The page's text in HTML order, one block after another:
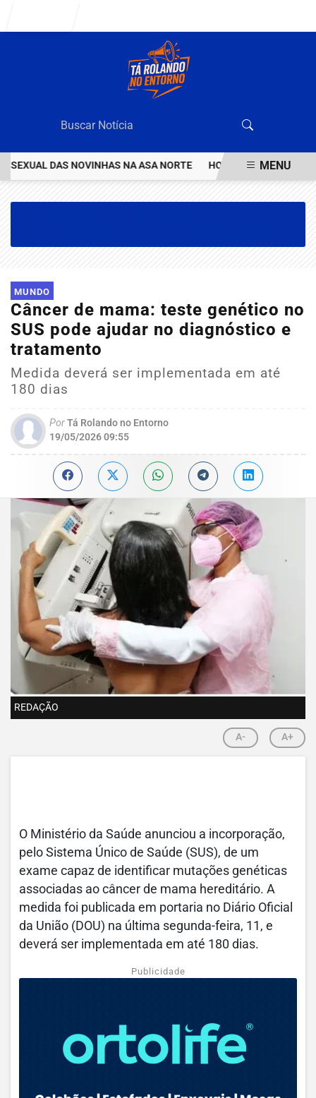
DAS NOVINHAS NA ASA NORTE HOMEM INVESTIGADO POR
MENU
MUNDO
Câncer de mama: teste genético no
SUS pode ajudar no diagnóstico e
tratamento
Medida deverá ser implementada em até
180 dias
PorTá Rolando no Entorno
19/05/2026 09:55
REDAÇÃO
A- A+
O Ministério da Saúde anunciou a incorporação,
pelo Sistema Único de Saúde (SUS), de um
exame capaz de identificar mutações genéticas
associadas ao câncer de mama hereditário. A
medida foi publicada em portaria no Diário Oficial
da União (DOU) na última segunda-feira, 11, e
deverá ser implementada em até 180 dias.
Publicidade